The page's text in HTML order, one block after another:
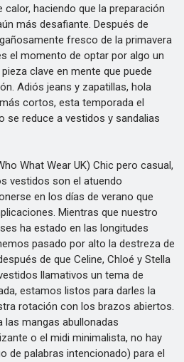
calor, haciendo que la preparación
más desafiante. Después de
fresco de la primavera
el momento de optar por algo un
clave en mente que puede
Adiós jeans y zapatillas, hola
cortos, esta temporada el
se reduce a vestidos y sandalias
What Wear UK) Chic pero casual,
vestidos son el atuendo
en los días de verano que
Mientras que nuestro
ha estado en las longitudes
pasado por alto la destreza de
de que Celine, Chloé y Stella
llamativos un tema de
estamos listos para darles la
rotación con los brazos abiertos.
las mangas abullonadas
o el midi minimalista, no hay
de palabras intencionado) para el